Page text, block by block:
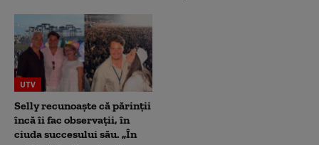
UTV
Selly recunoaște că părinții
încă îi fac observații, în
ciuda succesului său. „În